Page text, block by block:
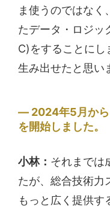
ま使うのではな
たデータ・ロジッ
C)をすることにし
生み出せたと思い
2024年5月か
を開始しました。
小林： それまでは
たが、総合技術力
もっと広く提供す